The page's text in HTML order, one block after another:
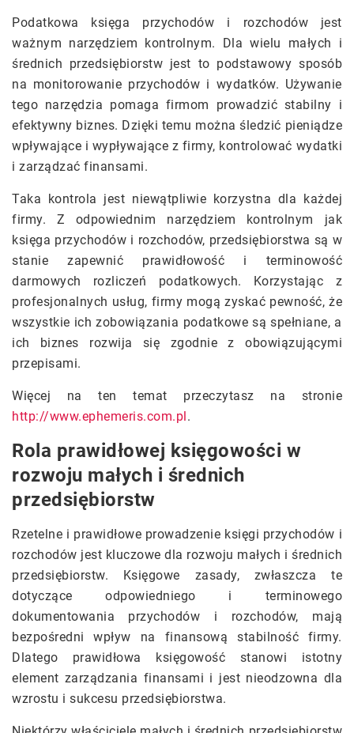
Podatkowa księga przychodów i rozchodów jest
ważnym narzędziem kontrolnym. Dla wielu małych i
średnich przedsiębiorstw jest to podstawowy sposób
na monitorowanie przychodów i wydatków. Używanie
tego narzędzia pomaga firmom prowadzić stabilny i
efektywny biznes. Dzięki temu można śledzić pieniądze
wpływające i wypływające z firmy, kontrolować wydatki
i zarządzać finansami.
Taka kontrola jest niewątpliwie korzystna dla każdej
firmy. Z odpowiednim narzędziem kontrolnym jak
księga przychodów i rozchodów, przedsiębiorstwa są w
stanie zapewnić prawidłowość i terminowość
darmowych rozliczeń podatkowych. Korzystając z
profesjonalnych usług, firmy mogą zyskać pewność, że
wszystkie ich zobowiązania podatkowe są spełniane, a
ich biznes rozwija się zgodnie z obowiązującymi
przepisami.
Więcej na ten temat przeczytasz na stronie
http://www.ephemeris.com.pl.
Rola prawidłowej księgowości w
rozwoju małych i średnich
przedsiębiorstw
Rzetelne i prawidłowe prowadzenie księgi przychodów i
rozchodów jest kluczowe dla rozwoju małych i średnich
przedsiębiorstw. Księgowe zasady, zwłaszcza te
dotyczące odpowiedniego i terminowego
dokumentowania przychodów i rozchodów, mają
bezpośredni wpływ na finansową stabilność firmy.
Dlatego prawidłowa księgowość stanowi istotny
element zarządzania finansami i jest nieodzowna dla
wzrostu i sukcesu przedsiębiorstwa.